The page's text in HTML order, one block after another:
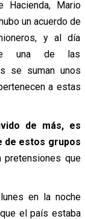
Mario
un acuerdo de
y al día
de una de las
se suman unos
a estas
de más, es
de estos grupos
pretensiones que
en la noche
el país estaba